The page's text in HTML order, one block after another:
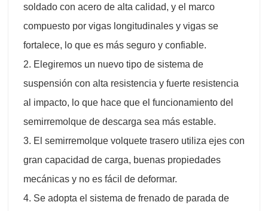
soldado con acero de alta calidad, y el marco
compuesto por vigas longitudinales y vigas se
fortalece, lo que es más seguro y confiable.
2. Elegiremos un nuevo tipo de sistema de
suspensión con alta resistencia y fuerte resistencia
al impacto, lo que hace que el funcionamiento del
semirremolque de descarga sea más estable.
3. El semirremolque volquete trasero utiliza ejes con
gran capacidad de carga, buenas propiedades
mecánicas y no es fácil de deformar.
4. Se adopta el sistema de frenado de parada de